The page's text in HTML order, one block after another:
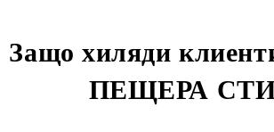
Защо хиляди
ПЕЩЕРА